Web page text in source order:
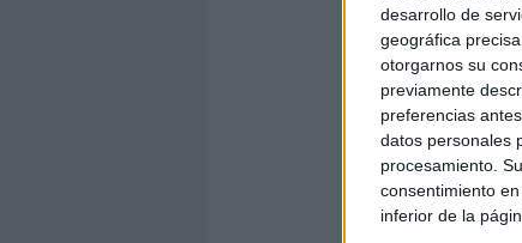
desarrollo de
geográfica
otorgarnos su
previamente
preferencias
datos personales
procesamiento.
consentimiento
inferior de la